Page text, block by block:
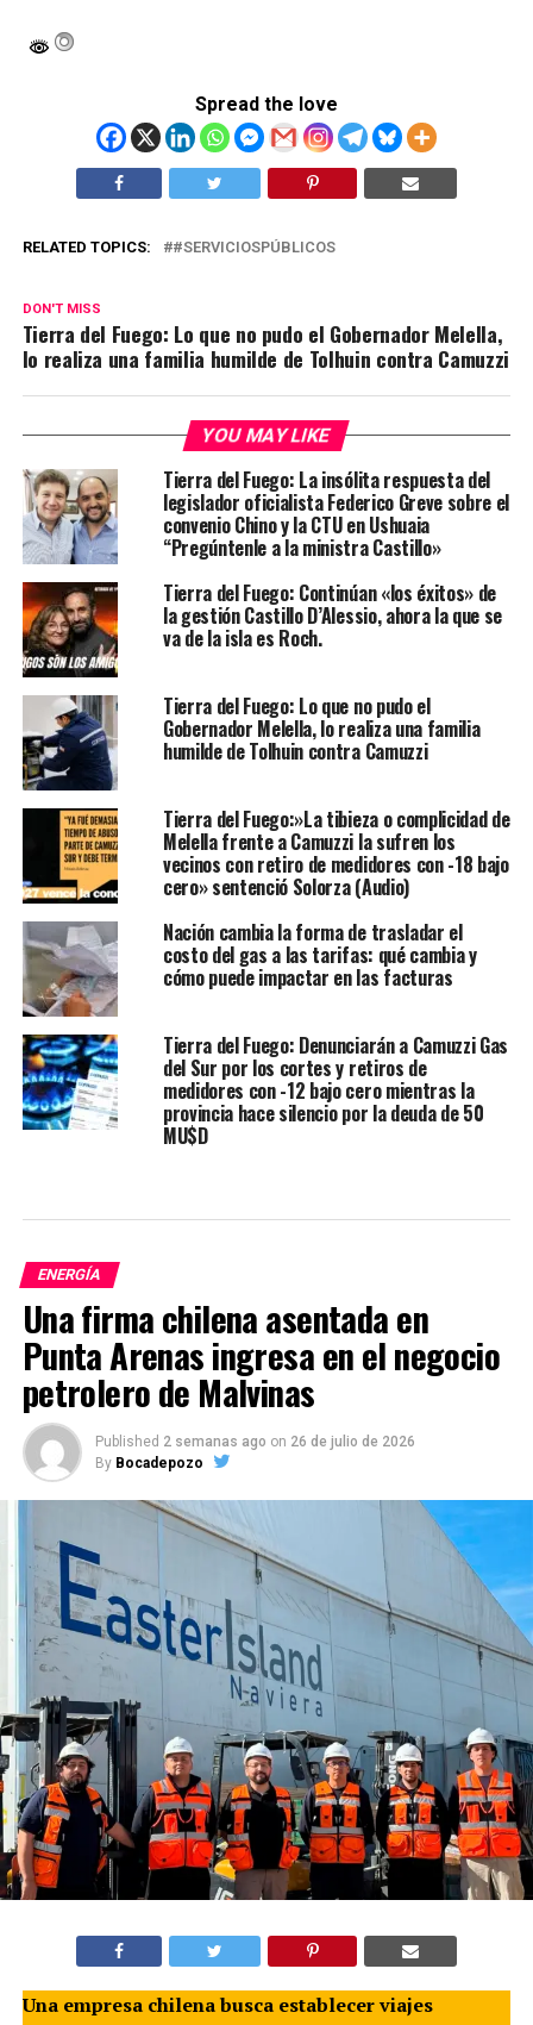
Spread the love
RELATED TOPICS: #SERVICIOSPÚBLICOS
DON'T MISS
Tierra del Fuego: Lo que no pudo el Gobernador Melella,
lo realiza una familia humilde de Tolhuin contra Camuzzi
YOU MAY LIKE
Tierra del Fuego: La insólita respuesta del
legislador oficialista Federico Greve sobre el
convenio Chino y la CTU en Ushuaia
“Pregúntenle a la ministra Castillo»
Tierra del Fuego: Continúan «los éxitos» de
la gestión Castillo D’Alessio, ahora la que se
va de la isla es Roch.
Tierra del Fuego: Lo que no pudo el
Gobernador Melella, lo realiza una familia
humilde de Tolhuin contra Camuzzi
Tierra del Fuego:»La tibieza o complicidad de
Melella frente a Camuzzi la sufren los
vecinos con retiro de medidores con -18 bajo
cero» sentenció Solorza (Audio)
Nación cambia la forma de trasladar el
costo del gas a las tarifas: qué cambia y
cómo puede impactar en las facturas
Tierra del Fuego: Denunciarán a Camuzzi Gas
del Sur por los cortes y retiros de
medidores con -12 bajo cero mientras la
provincia hace silencio por la deuda de 50
MU$D
ENERGÍA
Una firma chilena asentada en
Punta Arenas ingresa en el negocio
petrolero de Malvinas
Published 2 semanas ago on 26 de julio de 2026
By Bocadepozo
Una empresa chilena busca establecer viajes